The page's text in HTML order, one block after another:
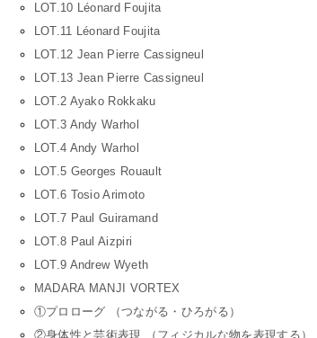
LOT.10 Léonard Foujita
LOT.11 Léonard Foujita
LOT.12 Jean Pierre Cassigneul
LOT.13 Jean Pierre Cassigneul
LOT.2 Ayako Rokkaku
LOT.3 Andy Warhol
LOT.4 Andy Warhol
LOT.5 Georges Rouault
LOT.6 Tosio Arimoto
LOT.7 Paul Guiramand
LOT.8 Paul Aizpiri
LOT.9 Andrew Wyeth
MADARA MANJI VORTEX
①プロローグ （つながる・ひろがる）
②身体性と芸術表現 （フィジカルな物を表現する）